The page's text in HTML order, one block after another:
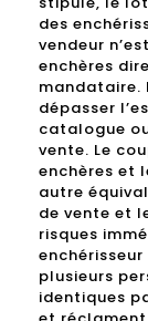
des
vendeur
enchères
mandataire.
dépasser
catalogue
vente. Le
enchères et
autre
de vente et
risques
plusieurs
identiques